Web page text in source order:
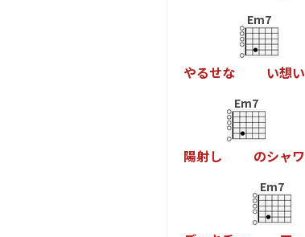
やるせな
Em7
い想い
陽射し
Em7
のシャワ
Em7